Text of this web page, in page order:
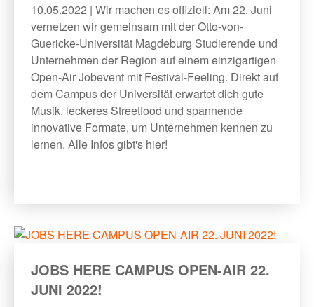
10.05.2022 | Wir machen es offiziell: Am 22. Juni
vernetzen wir gemeinsam mit der Otto-von-
Guericke-Universität Magdeburg Studierende und
Unternehmen der Region auf einem einzigartigen
Open-Air Jobevent mit Festival-Feeling. Direkt auf
dem Campus der Universität erwartet dich gute
Musik, leckeres Streetfood und spannende
innovative Formate, um Unternehmen kennen zu
lernen. Alle Infos gibt's hier!
JOBS HERE CAMPUS OPEN-AIR 22.
JUNI 2022!